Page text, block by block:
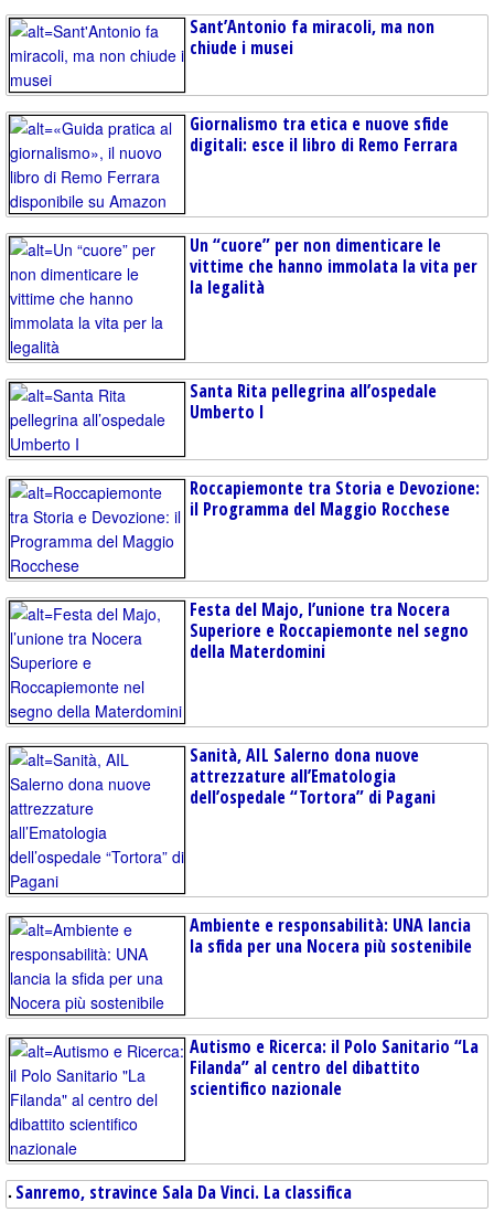
Sant’Antonio fa miracoli, ma non
chiude i musei
Giornalismo tra etica e nuove sfide
digitali: esce il libro di Remo Ferrara
Un “cuore” per non dimenticare le
vittime che hanno immolata la vita per
la legalità
Santa Rita pellegrina all’ospedale
Umberto I
Roccapiemonte tra Storia e Devozione:
il Programma del Maggio Rocchese
Festa del Majo, l’unione tra Nocera
Superiore e Roccapiemonte nel segno
della Materdomini
Sanità, AIL Salerno dona nuove
attrezzature all’Ematologia
dell’ospedale “Tortora” di Pagani
Ambiente e responsabilità: UNA lancia
la sfida per una Nocera più sostenibile
Autismo e Ricerca: il Polo Sanitario “La
Filanda” al centro del dibattito
scientifico nazionale
Sanremo, stravince Sala Da Vinci. La classifica